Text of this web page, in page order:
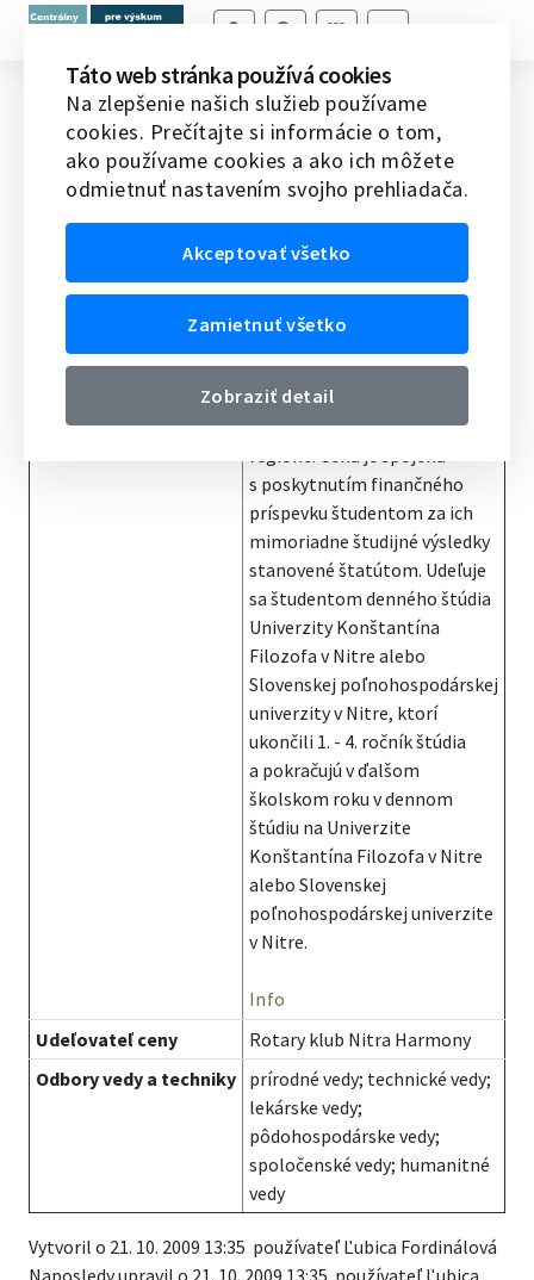
Cena Rotary klubu Nitra Harmony
Domov Ocenenia Iné ceny v SR
Cena Rotary
klubu Nitra Harmony
Cena Rotary klubu Nitra
Cenu každoročne udeľuje
Harmony v rámci svojho
projektu podpory vynikajúcich
študentov v nitrianskom
regióne. Cena je spojená
s poskytnutím finančného
príspevku študentom za ich
mimoriadne študijné výsledky
stanovené štatútom. Udeľuje
sa študentom denného štúdia
Univerzity Konštantína
Filozofa v Nitre alebo
Slovenskej poľnohospodárskej
univerzity v Nitre, ktorí
ukončili 1. - 4. ročník štúdia
a pokračujú v ďalšom
školskom roku v dennom
štúdiu na Univerzite
Konštantína Filozofa v Nitre
alebo Slovenskej
poľnohospodárskej univerzite
v Nitre.
Info
Udeľovateľ ceny
Rotary klub Nitra Harmony
Odbory vedy a techniky
prírodné vedy; technické vedy;
lekárske vedy;
pôdohospodárske vedy;
spoločenské vedy; humanitné
vedy
Vytvoril o 21. 10. 2009 13:35 používateľ Ľubica Fordinálová
Naposledy upravil o 21. 10. 2009 13:35 používateľ Ľubica
Táto web stránka používá cookies
Na zlepšenie našich služieb používame
cookies. Prečítajte si informácie o tom,
ako používame cookies a ako ich môžete
odmietnuť nastavením svojho prehliadača.
Akceptovať všetko
Zamietnuť všetko
Zobraziť detail